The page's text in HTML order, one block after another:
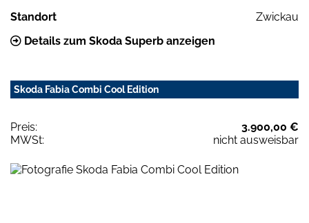
Standort
Zwickau
Details zum Skoda Superb anzeigen
Skoda Fabia Combi Cool Edition
Preis:
3.900,00 €
MWSt:
nicht ausweisbar